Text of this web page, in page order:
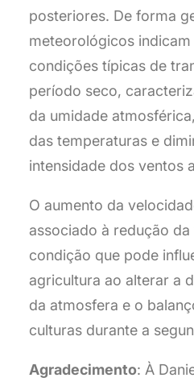
posteriores. De forma
meteorológicos
condições típicas de
período seco,
da umidade
das temperaturas e
intensidade dos ventos
O aumento da
associado à redução
condição que pode
agricultura ao alterar a
da atmosfera e o
culturas durante a
Agradecimento: À